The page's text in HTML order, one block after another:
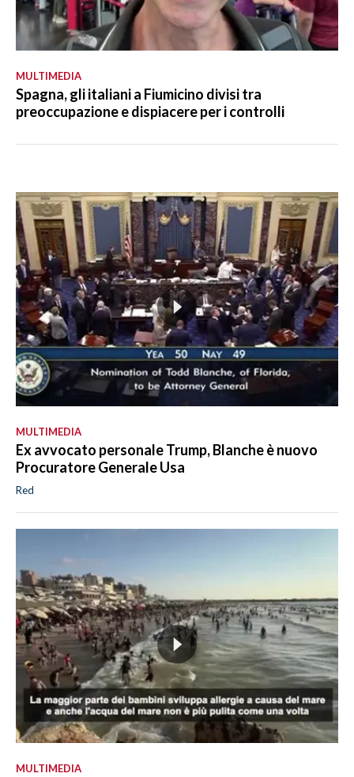
MULTIMEDIA
Spagna, gli italiani a Fiumicino divisi tra
preoccupazione e dispiacere per i controlli
MULTIMEDIA
Ex avvocato personale Trump, Blanche è nuovo
Procuratore Generale Usa
Red
MULTIMEDIA